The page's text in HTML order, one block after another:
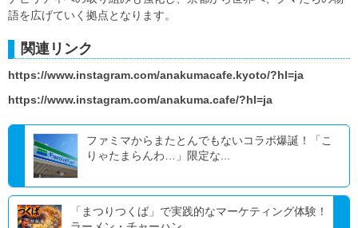
語を広げていく拠点となります。
関連リンク
https://www.instagram.com/anakumacafe.kyoto/?hl=ja
https://www.instagram.com/anakuma.cafe/?hl=ja
ファミマからまたとんでもないコラボ爆誕！「こ
りゃたまらんわ…」限定な...
「まつりつくば」で実践的なマーケティング体験！